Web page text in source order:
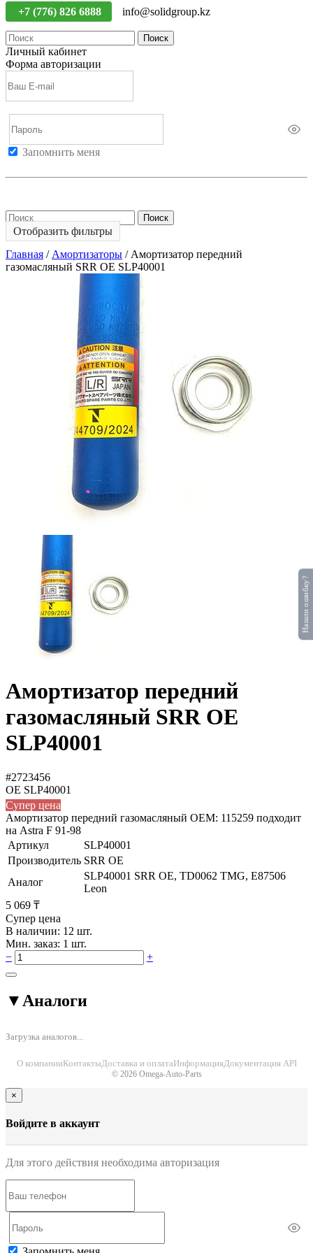
+7 (776) 826 6888 info@solidgroup.kz
Поиск
Личный кабинет
Форма авторизации
Запомнить меня
Поиск
Отобразить фильтры
Главная / Амортизаторы / Амортизатор передний
газомасляный SRR OE SLP40001
Амортизатор передний
газомасляный SRR OE
SLP40001
#2723456
OE SLP40001
Супер цена
Амортизатор передний газомасляный OEM: 115259 подходит
на Astra F 91-98
Артикул
SLP40001
Производитель SRR OE
Аналог
SLP40001 SRR OE, TD0062 TMG, E87506
Leon
5 069 ₸
Супер цена
В наличии: 12 шт.
Мин. заказ: 1 шт.
−
+
▼ Аналоги
Загрузка аналогов...
О компанииКонтактыДоставка и оплатаИнформацияДокументация API
© 2026 Omega-Auto-Parts
×
Войдите в аккаунт
Для этого действия необходима авторизация
Нашли ошибку?